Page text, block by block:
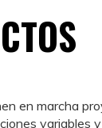
en marcha
variables